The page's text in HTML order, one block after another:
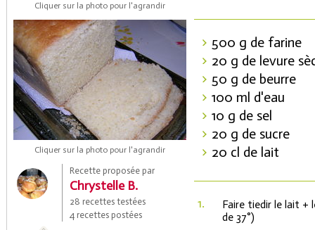
Cliquer sur la photo pour l'agrandir
Cliquer sur la photo pour l'agrandir
Recette proposée par
Chrystelle B.
28 recettes testées
4 recettes postées
500 g de farine
20 g de levure
50 g de beurre
100 ml d'eau
10 g de sel
20 g de sucre
20 cl de lait
1.
Faire tiedir le lait +
de 37°)
Coupons de réduction
Saveurs de l'Année